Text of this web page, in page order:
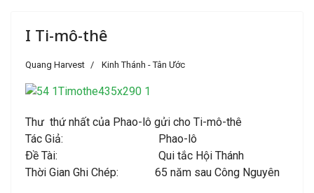
I Ti-mô-thê
Quang Harvest Kinh Thánh - Tân Ước
Thư thứ nhất của Phao-lô gửi cho Ti-mô-thê
Tác Giả: Phao-lô
Ðề Tài: Qui tắc Hội Thánh
Thời Gian Ghi Chép: 65 năm sau Công Nguyên